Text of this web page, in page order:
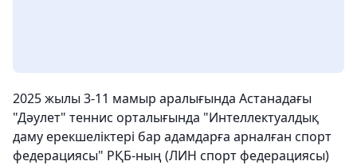
2025 жылы 3-11 мамыр аралығында Астанадағы
"Дәулет" теннис орталығында "Интеллектуалдық
даму ерекшеліктері бар адамдарға арналған спорт
федерациясы" РҚБ-ның (ЛИН спорт федерациясы)